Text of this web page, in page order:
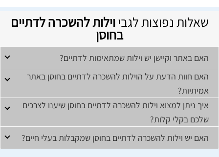
שאלות נפוצות לגביוילות להשכרה לדתיים
בחוסן
האם באתר וקיישן יש וילות שמתאימות לדתיים?
האם חוות הדעת על הוילות להשכרה לדתיים בחוסן באתר
אמיתיות?
איך ניתן למצוא וילות להשכרה לדתיים בחוסן שיענו לצרכים
שלכם בקלי קלות?
האם יש וילות להשכרה לדתיים בחוסן שמקבלות בעלי חיים?